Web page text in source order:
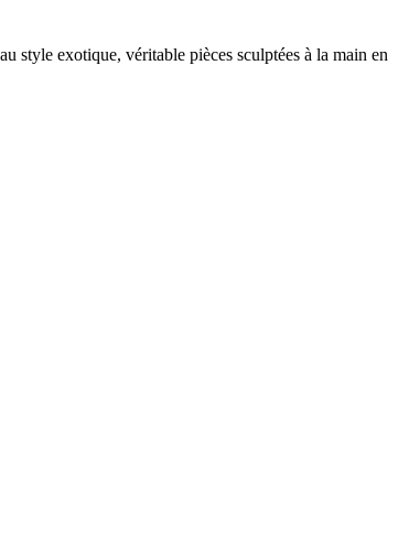
style exotique, véritable pièces sculptées à la main en